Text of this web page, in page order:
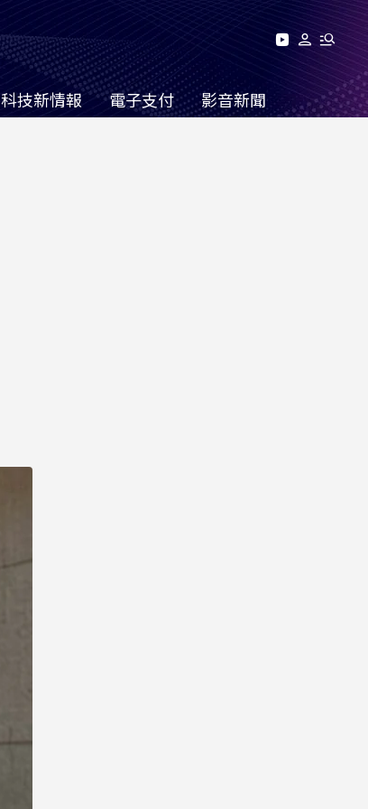
科技新情報 電子支付 影音新聞